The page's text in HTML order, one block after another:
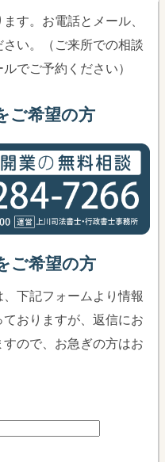
す。お電話とメール、
い。（ご来所での相談
でご予約ください）
ご希望の方
ご希望の方
下記フォームより情報
おりますが、返信にお
ので、お急ぎの方はお